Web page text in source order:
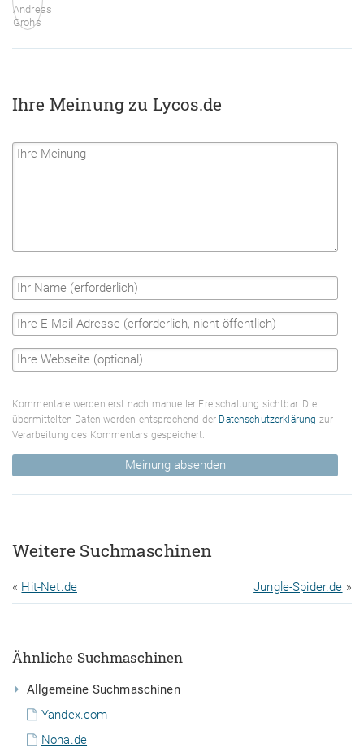
Ihre Meinung zu Lycos.de
Kommentare werden erst nach manueller Freischaltung sichtbar. Die
übermittelten Daten werden entsprechend der Datenschutzerklärung zur
Verarbeitung des Kommentars gespeichert.
Meinung absenden
Weitere Suchmaschinen
« Hit-Net.de Jungle-Spider.de »
Ähnliche Suchmaschinen
Allgemeine Suchmaschinen
Yandex.com
Nona.de